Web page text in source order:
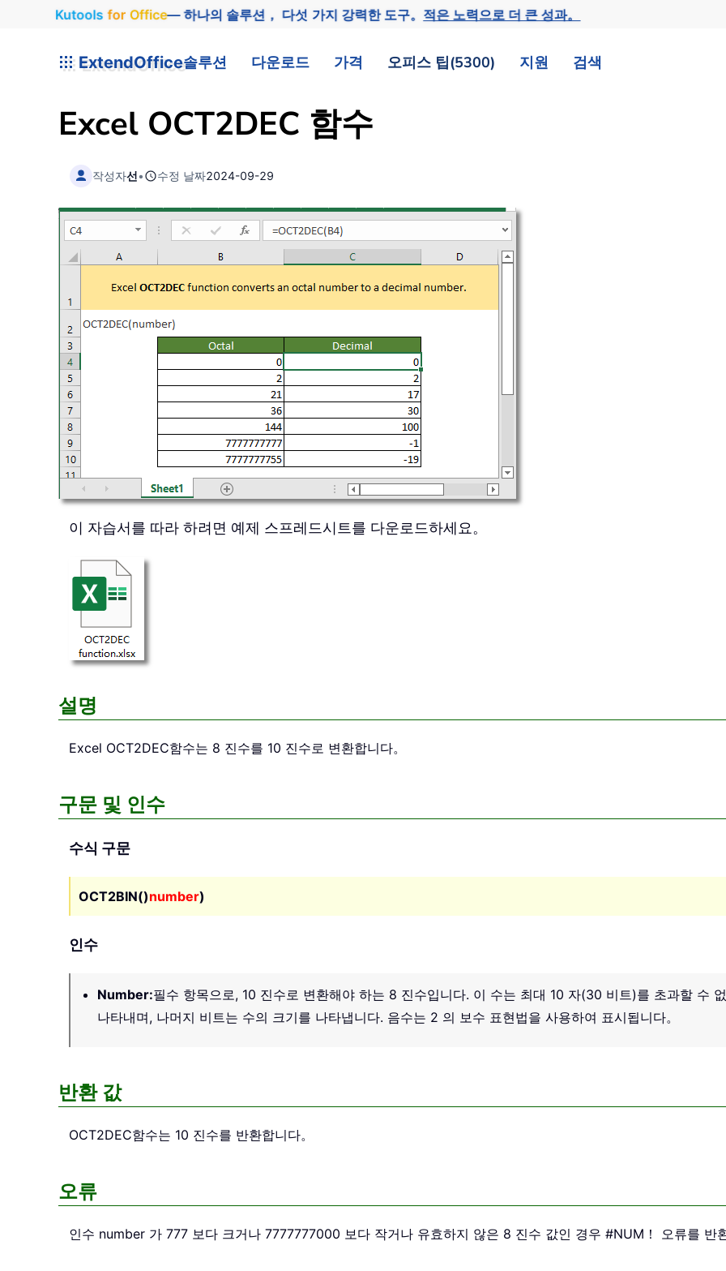
Kutools for Office— 하나의 솔루션， 다섯 가지 강력한 도구。적은 노력으로 더 큰 성과。
ExtendOffice솔루션 다운로드 가격 오피스 팁(5300) 지원 검색
Excel OCT2DEC 함수
작성자선• 수정 날짜2024-09-29
이 자습서를 따라 하려면 예제 스프레드시트를 다운로드하세요。
설명
Excel OCT2DEC함수는 8 진수를 10 진수로 변환합니다。
구문 및 인수
수식 구문
OCT2BIN()number)
인수
Number:필수 항목으로, 10 진수로 변환해야 하는 8 진수입니다. 이 수는 최대 10 자(30 비트)를 초과할 수
나타내며, 나머지 비트는 수의 크기를 나타냅니다. 음수는 2 의 보수 표현법을 사용하여 표시됩니다。
반환 값
OCT2DEC함수는 10 진수를 반환합니다。
오류
인수 number 가 777 보다 크거나 7777777000 보다 작거나 유효하지 않은 8 진수 값인 경우 #NUM！ 오류를 반환